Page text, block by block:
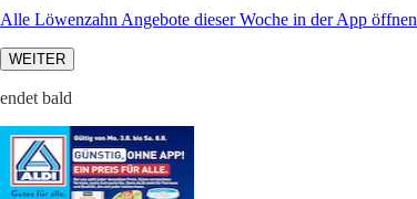
Alle Löwenzahn Angebote dieser Woche in der App öffnen
WEITER
endet bald